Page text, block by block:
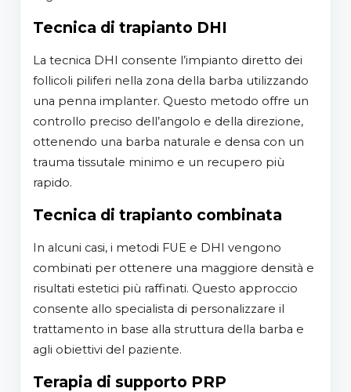
Tecnica di trapianto DHI
La tecnica DHI consente l’impianto diretto dei
follicoli piliferi nella zona della barba utilizzando
una penna implanter. Questo metodo offre un
controllo preciso dell’angolo e della direzione,
ottenendo una barba naturale e densa con un
trauma tissutale minimo e un recupero più
rapido.
Tecnica di trapianto combinata
In alcuni casi, i metodi FUE e DHI vengono
combinati per ottenere una maggiore densità e
risultati estetici più raffinati. Questo approccio
consente allo specialista di personalizzare il
trattamento in base alla struttura della barba e
agli obiettivi del paziente.
Terapia di supporto PRP